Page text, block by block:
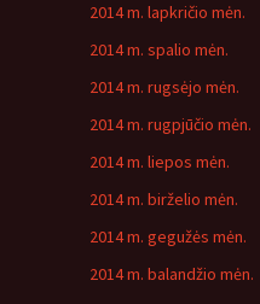
2014 m. lapkričio mėn.
2014 m. spalio mėn.
2014 m. rugsėjo mėn.
2014 m. rugpjūčio mėn.
2014 m. liepos mėn.
2014 m. birželio mėn.
2014 m. gegužės mėn.
2014 m. balandžio mėn.